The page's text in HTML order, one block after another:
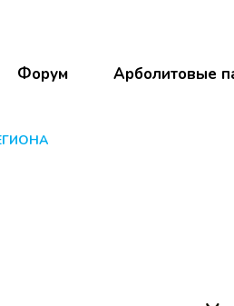
Форум Арболитовые